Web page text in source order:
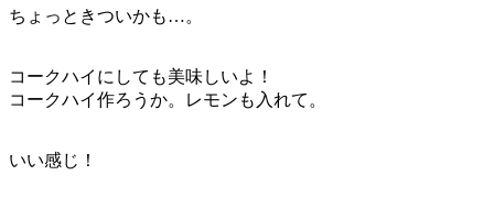
ちょっときついかも…。
コークハイにしても美味しいよ！
コークハイ作ろうか。レモンも入れて。
いい感じ！